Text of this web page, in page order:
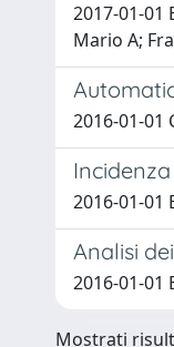
2017-01-01
Mario A;
2016-01-01
2016-01-01
Analisi
2016-01-01
Mostrati